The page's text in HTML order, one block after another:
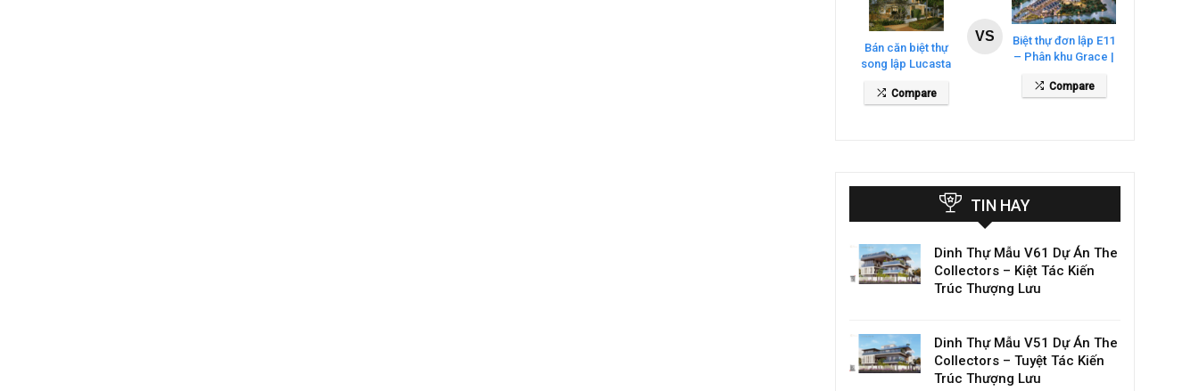
Bán căn biệt thự
song lập Lucasta
Villa – DT 175m2
giá 26 tỷ
Compare
VS
Biệt thự đơn lập E11
– Phân khu Grace |
Waters
Compare
TIN HAY
Dinh Thự Mẫu V61 Dự Án The
Collectors – Kiệt Tác Kiến
Trúc Thượng Lưu
Dinh Thự Mẫu V51 Dự Án The
Collectors – Tuyệt Tác Kiến
Trúc Thượng Lưu